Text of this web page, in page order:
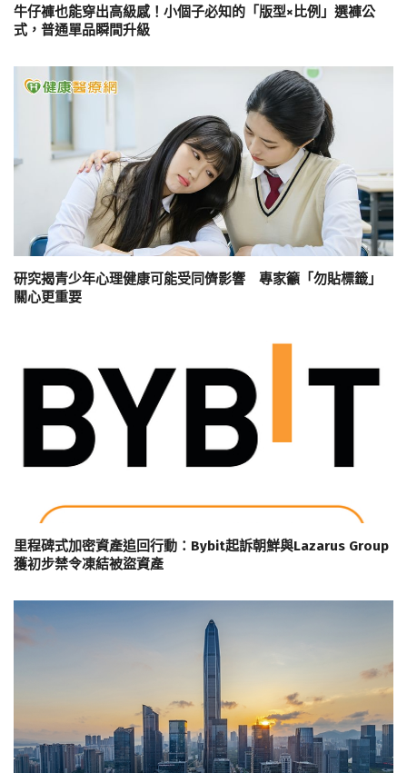
牛仔褲也能穿出高級感！小個子必知的「版型×比例」選褲公
式，普通單品瞬間升級
研究揭青少年心理健康可能受同儕影響 專家籲「勿貼標籤」
關心更重要
里程碑式加密資產追回行動：Bybit起訴朝鮮與Lazarus Group
獲初步禁令凍結被盜資產